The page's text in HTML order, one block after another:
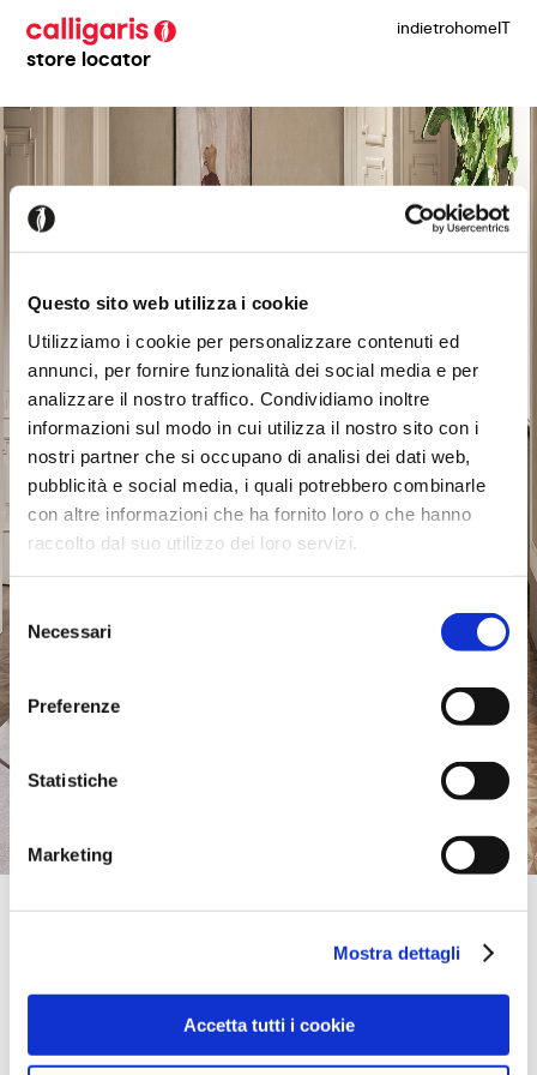
Questo sito web utilizza i cookie
Utilizziamo i cookie per personalizzare contenuti ed
annunci, per fornire funzionalità dei social media e per
analizzare il nostro traffico. Condividiamo inoltre
informazioni sul modo in cui utilizza il nostro sito con i
nostri partner che si occupano di analisi dei dati web,
pubblicità e social media, i quali potrebbero combinarle
con altre informazioni che ha fornito loro o che hanno
raccolto dal suo utilizzo dei loro servizi.
Selezione
del
consenso
Necessari
Preferenze
Statistiche
Marketing
Mostra dettagli
Accetta tutti i cookie
store locator
indietrohomeIT
Official Retailer
1 AVENUE CHARLES CROS,
Venerdi: 10:00-12:00, 14:00-19:00
portami qui